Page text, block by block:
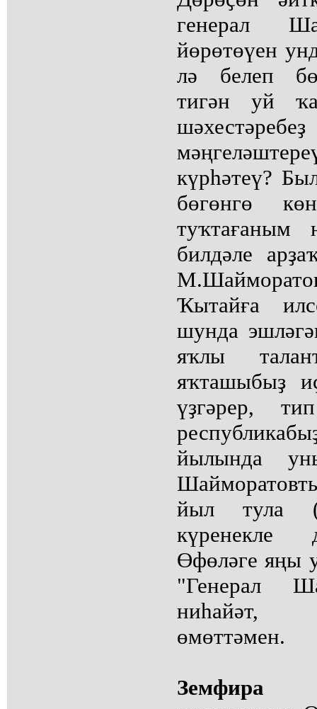
генерал
йөрөтөүен
лә белеп
тигән уй
күрһәтеү?
бөгөнгө
туҡтағаным
билдәле
Ҡытайға
шунда
яҡлы
яҡташыбыҙ
үҙгәрер,
йылында
йыл тула
күренекле
Өфөләге яңы
"Генерал
ниһайәт,
өмөттәмен.